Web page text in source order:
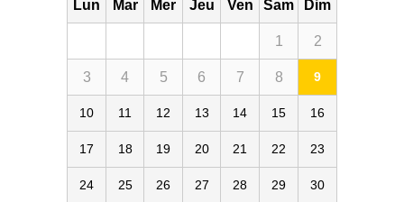
Lun Mar Mer Jeu Ven Sam Dim
1 2
3 4 5 6 7 8 9
10 11 12 13 14 15 16
17 18 19 20 21 22 23
24 25 26 27 28 29 30